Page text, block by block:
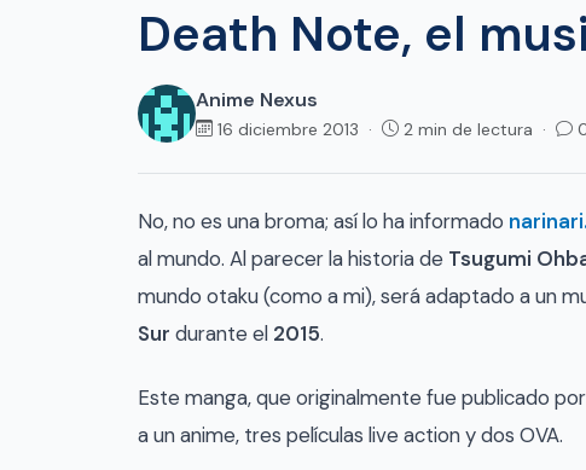
Death Note, el
Anime Nexus
16 diciembre 2013 · 2 min de lectura ·
No, no es una broma; así lo ha informado
al mundo. Al parecer la historia de Tsugumi
mundo otaku (como a mi), será adaptado a un
Sur durante el 2015.
Este manga, que originalmente fue publicado
a un anime, tres películas live action y dos OVA.